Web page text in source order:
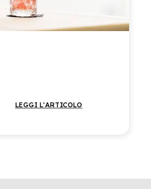
LEGGI L'ARTICOLO